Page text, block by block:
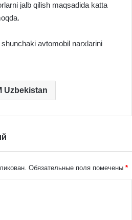
jalb qilish maqsadida katta
shunchaki avtomobil narxlarini
Uzbekistan
Обязательные поля помечены *